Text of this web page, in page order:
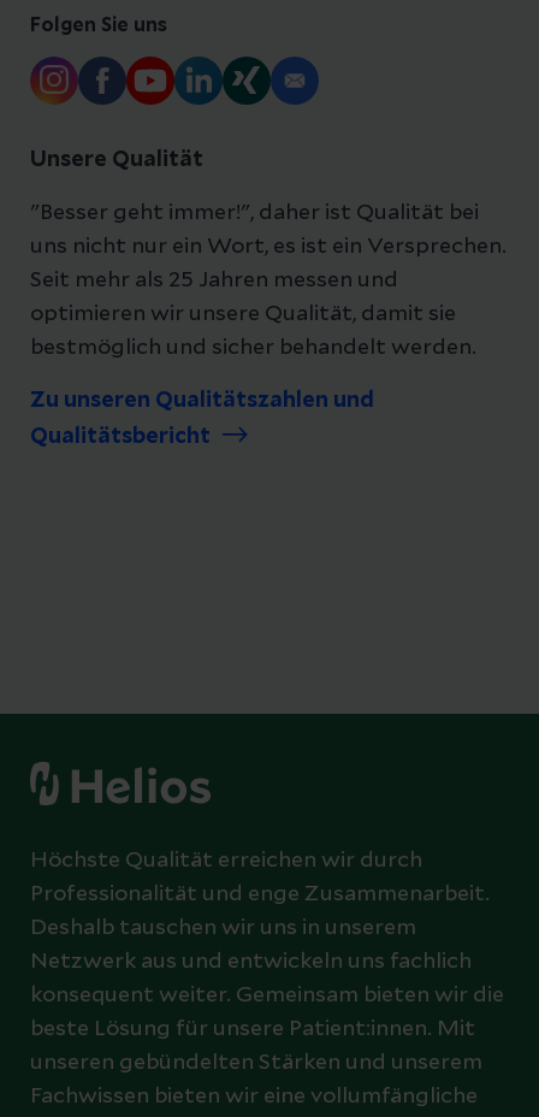
Folgen Sie uns
Unsere Qualität
"Besser geht immer!", daher ist Qualität bei
uns nicht nur ein Wort, es ist ein Versprechen.
Seit mehr als 25 Jahren messen und
optimieren wir unsere Qualität, damit sie
bestmöglich und sicher behandelt werden.
Zu unseren Qualitätszahlen und
Qualitätsbericht
Höchste Qualität erreichen wir durch
Professionalität und enge Zusammenarbeit.
Deshalb tauschen wir uns in unserem
Netzwerk aus und entwickeln uns fachlich
konsequent weiter. Gemeinsam bieten wir die
beste Lösung für unsere Patient:innen. Mit
unseren gebündelten Stärken und unserem
Fachwissen bieten wir eine vollumfängliche